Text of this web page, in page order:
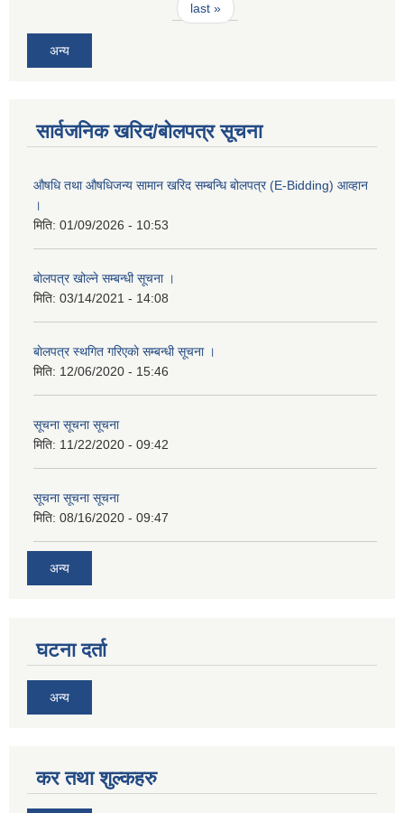
last »
अन्य
सार्वजनिक खरिद/बोलपत्र सूचना
औषधि तथा औषधिजन्य सामान खरिद सम्बन्धि बोलपत्र (E-Bidding) आव्हान
।
मिति: 01/09/2026 - 10:53
बाेलपत्र खोल्ने सम्बन्धी सूचना ।
मिति: 03/14/2021 - 14:08
बाेलपत्र स्थगित गरिएकाे सम्बन्धी सूचना ।
मिति: 12/06/2020 - 15:46
सूचना सूचना सूचना
मिति: 11/22/2020 - 09:42
सूचना सूचना सूचना
मिति: 08/16/2020 - 09:47
अन्य
घटना दर्ता
अन्य
कर तथा शुल्कहरु